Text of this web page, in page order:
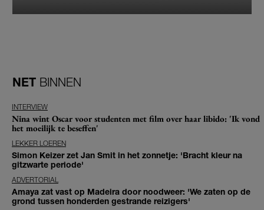
NET BINNEN
INTERVIEW
Nina wint Oscar voor studenten met film over haar libido: 'Ik vond
het moeilijk te beseffen'
LEKKER LOEREN
Simon Keizer zet Jan Smit in het zonnetje: 'Bracht kleur na
gitzwarte periode'
ADVERTORIAL
Amaya zat vast op Madeira door noodweer: 'We zaten op de
grond tussen honderden gestrande reizigers'